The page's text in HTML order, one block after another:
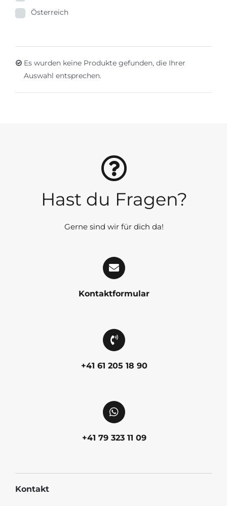
Es wurden keine Produkte gefunden, die Ihrer
Auswahl entsprechen.
Österreich
Hast du Fragen?
Gerne sind wir für dich da!
Kontaktformular
+41 61 205 18 90
+41 79 323 11 09
Kontakt